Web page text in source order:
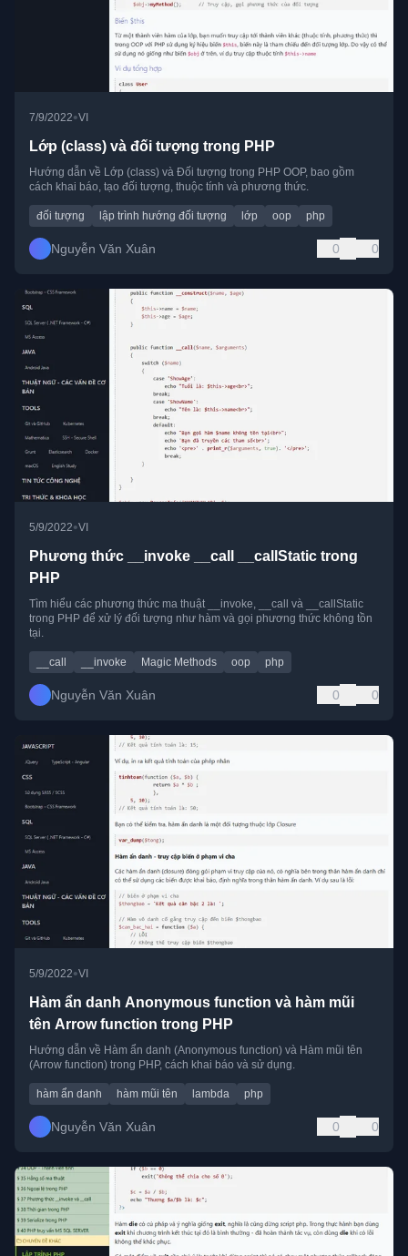
7/9/2022•VI
Lớp (class) và đối tượng trong PHP
Hướng dẫn về Lớp (class) và Đối tượng trong PHP OOP, bao gồm
cách khai báo, tạo đối tượng, thuộc tính và phương thức.
đối tượng lập trình hướng đối tượng lớp oop php
Nguyễn Văn Xuân 0 0
5/9/2022•VI
Phương thức __invoke __call __callStatic trong
PHP
Tìm hiểu các phương thức ma thuật __invoke, __call và __callStatic
trong PHP để xử lý đối tượng như hàm và gọi phương thức không tồn
tại.
__call __invoke Magic Methods oop php
Nguyễn Văn Xuân 0 0
5/9/2022•VI
Hàm ẩn danh Anonymous function và hàm mũi
tên Arrow function trong PHP
Hướng dẫn về Hàm ẩn danh (Anonymous function) và Hàm mũi tên
(Arrow function) trong PHP, cách khai báo và sử dụng.
hàm ẩn danh hàm mũi tên lambda php
Nguyễn Văn Xuân 0 0